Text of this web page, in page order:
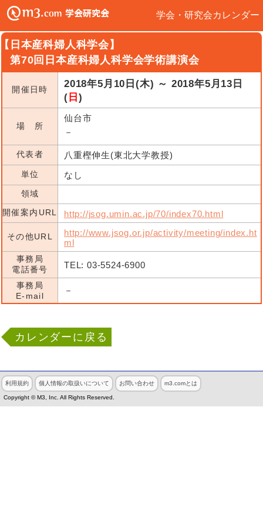
学会・研究会カレンダー
日本産科婦人科学会】
第70回日本産科婦人科学会学術講演会
開催日時
2018年5月10日(木) ～ 2018年5月13日
( 日 )
場 所
仙台市
－
代表者 八重樫伸生(東北大学教授)
単位 なし
領域
開催案内URL
http://jsog.umin.ac.jp/70/index70.html
その他URL
http://www.jsog.or.jp/activity/meeting/index.ht
ml
事務局
電話番号
TEL: 03-5524-6900
事務局
E-mail
－
カレンダーに戻る
利用規約 個人情報の取扱いについて お問い合わせ m3.comとは
Copyright © M3, Inc. All Rights Reserved.